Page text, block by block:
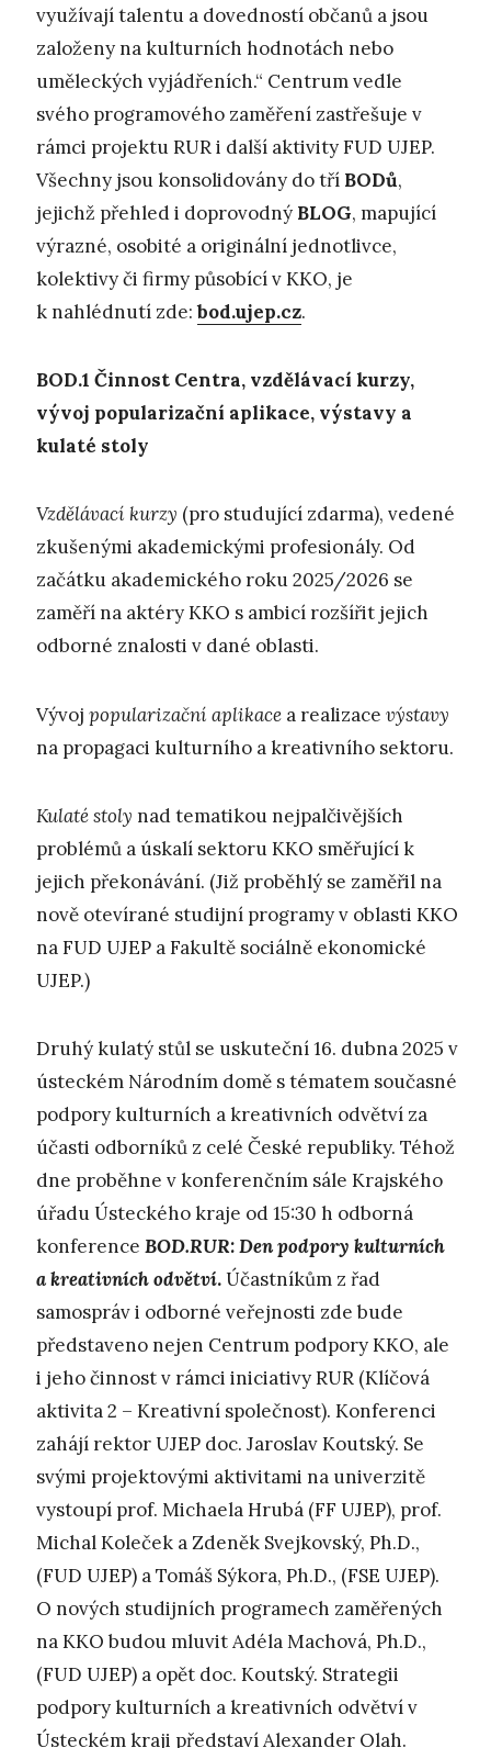
využívají talentu a dovedností občanů a jsou
založeny na kulturních hodnotách nebo
uměleckých vyjádřeních.“ Centrum vedle
svého programového zaměření zastřešuje v
rámci projektu RUR i další aktivity FUD UJEP.
Všechny jsou konsolidovány do tří BODů,
jejichž přehled i doprovodný BLOG, mapující
výrazné, osobité a originální jednotlivce,
kolektivy či firmy působící v KKO, je
k nahlédnutí zde:bod.ujep.cz.
BOD.1 Činnost Centra, vzdělávací kurzy,
vývoj popularizační aplikace, výstavy a
kulaté stoly
Vzdělávací kurzy (pro studující zdarma), vedené
zkušenými akademickými profesionály. Od
začátku akademického roku 2025/2026 se
zaměří na aktéry KKO s ambicí rozšířit jejich
odborné znalosti v dané oblasti.
Vývoj popularizační aplikace a realizace výstavy
na propagaci kulturního a kreativního sektoru.
Kulaté stoly nad tematikou nejpalčivějších
problémů a úskalí sektoru KKO směřující k
jejich překonávání. (Již proběhlý se zaměřil na
nově otevírané studijní programy v oblasti KKO
na FUD UJEP a Fakultě sociálně ekonomické
UJEP.)
Druhý kulatý stůl se uskuteční 16. dubna 2025 v
ústeckém Národním domě s tématem současné
podpory kulturních a kreativních odvětví za
účasti odborníků z celé České republiky. Téhož
dne proběhne v konferenčním sále Krajského
úřadu Ústeckého kraje od 15:30 h odborná
konference BOD.RUR: Den podpory kulturních
a kreativních odvětví.Účastníkům z řad
samospráv i odborné veřejnosti zde bude
představeno nejen Centrum podpory KKO, ale
i jeho činnost v rámci iniciativy RUR (Klíčová
aktivita 2 – Kreativní společnost). Konferenci
zahájí rektor UJEP doc. Jaroslav Koutský. Se
svými projektovými aktivitami na univerzitě
vystoupí prof. Michaela Hrubá (FF UJEP), prof.
Michal Koleček a Zdeněk Svejkovský, Ph.D.,
(FUD UJEP) a Tomáš Sýkora, Ph.D., (FSE UJEP).
O nových studijních programech zaměřených
na KKO budou mluvit Adéla Machová, Ph.D.,
(FUD UJEP) a opět doc. Koutský. Strategii
podpory kulturních a kreativních odvětví v
Ústeckém kraji představí Alexander Olah.